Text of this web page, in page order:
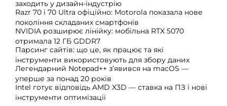
заходить у дизайн-індустрію
Razr 70 і 70 Ultra офіційно: Motorola показала нове
покоління складаних смартфонів
NVIDIA розширює лінійку: мобільна RTX 5070
отримала 12 ГБ GDDR7
Парсинг сайтів: що це, як працює та які
інструменти використовують для збору даних
Легендарний Notepad++ з’явився на macOS —
уперше за понад 20 років
Intel готує відповідь AMD X3D — ставка на ПЗ і нові
інструменти оптимізації